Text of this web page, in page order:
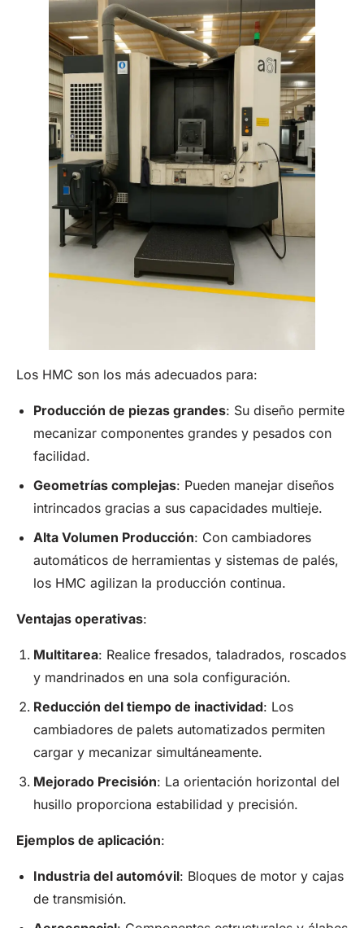
Los HMC son los más adecuados para:
Producción de piezas grandes: Su diseño permite
mecanizar componentes grandes y pesados con
facilidad.
Geometrías complejas: Pueden manejar diseños
intrincados gracias a sus capacidades multieje.
Alta Volumen Producción: Con cambiadores
automáticos de herramientas y sistemas de palés,
los HMC agilizan la producción continua.
Ventajas operativas:
Multitarea: Realice fresados, taladrados, roscados
y mandrinados en una sola configuración.
Reducción del tiempo de inactividad: Los
cambiadores de palets automatizados permiten
cargar y mecanizar simultáneamente.
Mejorado Precisión: La orientación horizontal del
husillo proporciona estabilidad y precisión.
Ejemplos de aplicación:
Industria del automóvil: Bloques de motor y cajas
de transmisión.